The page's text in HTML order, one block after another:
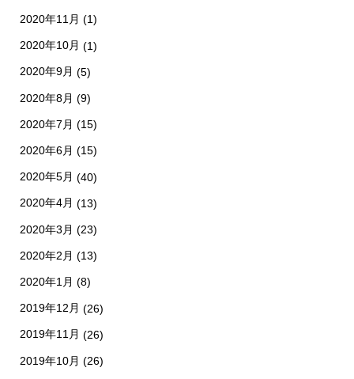
2020年11月 (1)
2020年10月 (1)
2020年9月 (5)
2020年8月 (9)
2020年7月 (15)
2020年6月 (15)
2020年5月 (40)
2020年4月 (13)
2020年3月 (23)
2020年2月 (13)
2020年1月 (8)
2019年12月 (26)
2019年11月 (26)
2019年10月 (26)